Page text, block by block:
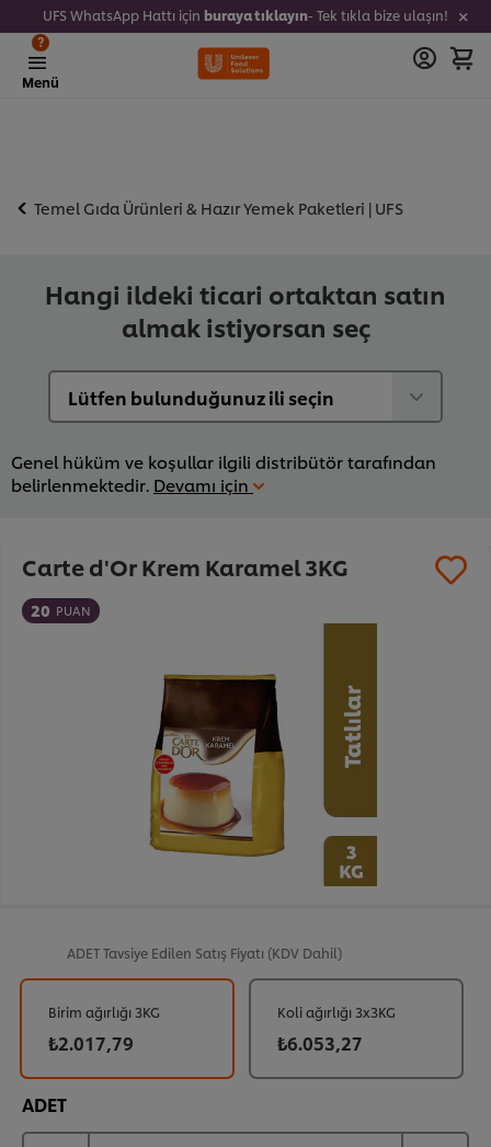
UFS WhatsApp Hattı için buraya tıklayın- Tek tıkla bize ulaşın!
Menü
?
Temel Gıda Ürünleri & Hazır Yemek Paketleri | UFS
Hangi ildeki ticari ortaktan satın
almak istiyorsan seç
Genel hüküm ve koşullar ilgili distribütör tarafından
belirlenmektedir. Devamı için
Carte d'Or Krem Karamel 3KG
20 PUAN
ADETTavsiye Edilen Satış Fiyatı (KDV Dahil)
ADET
Birim ağırlığı 3KG
₺2.017,79
Koli ağırlığı 3x3KG
₺6.053,27